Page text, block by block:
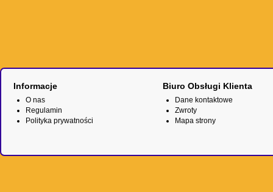
Informacje
O nas
Regulamin
Polityka prywatności
Biuro Obsługi Klienta
Dane kontaktowe
Zwroty
Mapa strony